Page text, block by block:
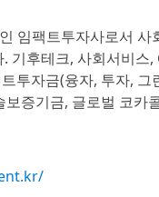
임팩트투자사로서
기후테크, 사회서비
투자금(융자, 투자,
증기금, 글로벌 코